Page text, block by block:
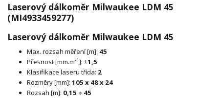
Laserový dálkoměr Milwaukee LDM 45
(MI4933459277)
Laserový dálkoměr Milwaukee LDM 45
Max. rozsah měření [m]: 45
Přesnost [mm.m-1]: ±1,5
Klasifikace laseru třída: 2
Rozměry [mm]: 105 x 48 x 24
Rozsah [m]: 0,15 ÷ 45